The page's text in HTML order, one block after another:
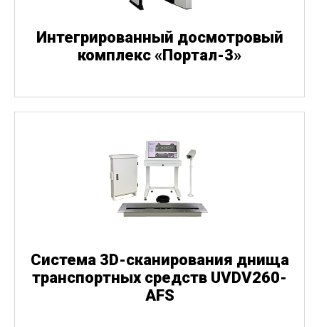
Интегрированный досмотровый
комплекс «Портал-3»
Система 3D-сканирования днища
транспортных средств UVDV260-
AFS